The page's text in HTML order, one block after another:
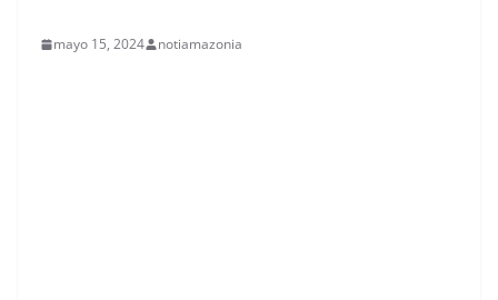
mayo 15, 2024 notiamazonia